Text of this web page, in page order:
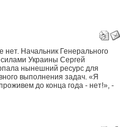
нет. Начальник Генерального
Украины Сергей
нынешний ресурс для
выполнения задач. «Я
до конца года - нет!», -